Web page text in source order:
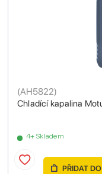
Chladící kapalina
(AH5822)
4+ Skladem
PŘIDAT